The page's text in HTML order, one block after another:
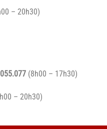
– 20h30)
(8h00 – 17h30)
– 20h30)